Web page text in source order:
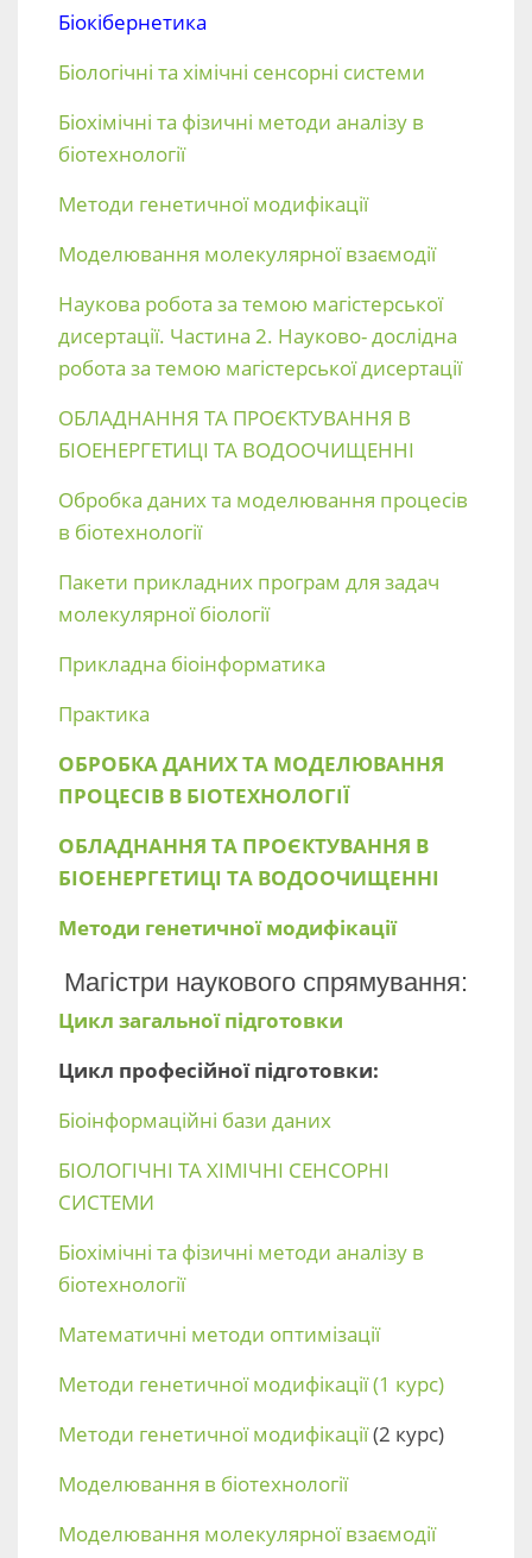
Біокібернетика
Біологічні та хімічні сенсорні системи
Біохімічні та фізичні методи аналізу в
біотехнології
Методи генетичної модифікації
Моделювання молекулярної взаємодії
Наукова робота за темою магістерської
дисертації. Частина 2. Науково- дослідна
робота за темою магістерської дисертації
ОБЛАДНАННЯ ТА ПРОЄКТУВАННЯ В
БІОЕНЕРГЕТИЦІ ТА ВОДООЧИЩЕННІ
Обробка даних та моделювання процесів
в біотехнології
Пакети прикладних програм для задач
молекулярної біології
Прикладна біоінформатика
Практика
ОБРОБКА ДАНИХ ТА МОДЕЛЮВАННЯ
ПРОЦЕСІВ В БІОТЕХНОЛОГІЇ
ОБЛАДНАННЯ ТА ПРОЄКТУВАННЯ В
БІОЕНЕРГЕТИЦІ ТА ВОДООЧИЩЕННІ
Методи генетичної модифікації
Магістри наукового спрямування:
Цикл загальної підготовки
Цикл професійної підготовки:
Біоінформаційні бази даних
БІОЛОГІЧНІ ТА ХІМІЧНІ СЕНСОРНІ
СИСТЕМИ
Біохімічні та фізичні методи аналізу в
біотехнології
Математичні методи оптимізації
Методи генетичної модифікації (1 курс)
Методи генетичної модифікації(2 курс)
Моделювання в біотехнології
Моделювання молекулярної взаємодії